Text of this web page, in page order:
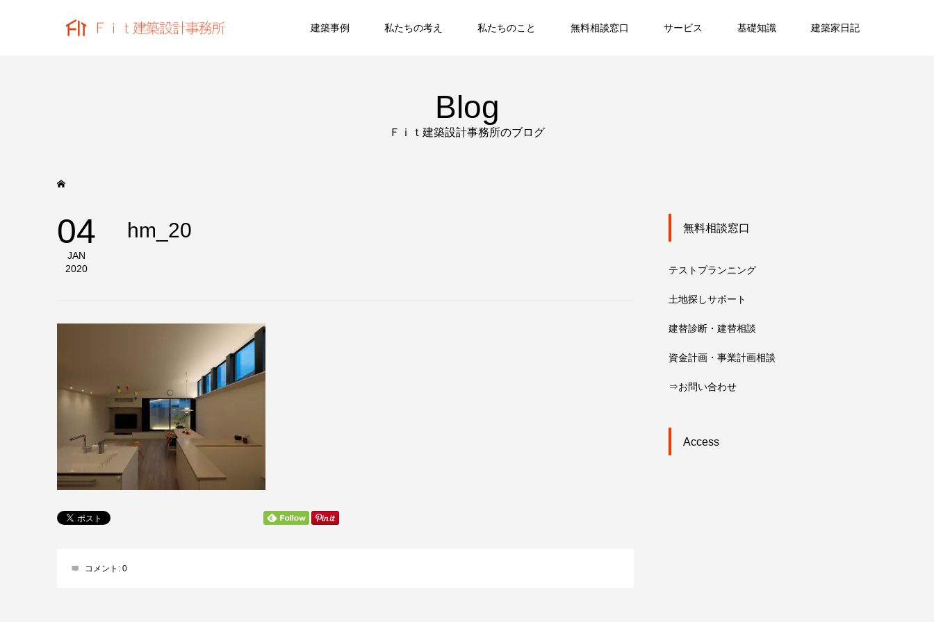
建築事例 私たちの考え 私たちのこと 無料相談窓口 サービス 基礎知識 建築家日記
Blog
Ｆｉｔ建築設計事務所のブログ
04
JAN
2020
hm_20
コメント: 0
無料相談窓口
テストプランニング
土地探しサポート
建替診断・建替相談
資金計画・事業計画相談
⇒お問い合わせ
Access